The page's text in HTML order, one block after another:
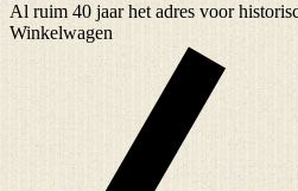
Al ruim 40 jaarhet adres voor
Winkelwagen